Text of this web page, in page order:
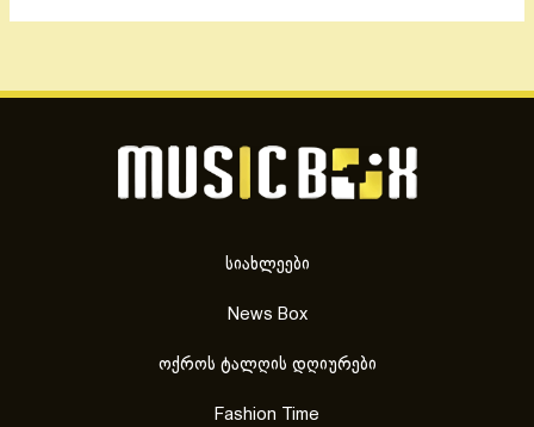
სიახლეები
News Box
ოქროს ტალღის დღიურები
Fashion Time